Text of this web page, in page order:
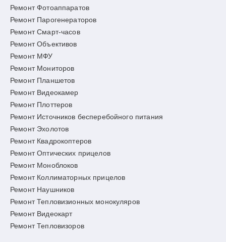
Ремонт Фотоаппаратов
Ремонт Парогенераторов
Ремонт Смарт-часов
Ремонт Объективов
Ремонт МФУ
Ремонт Мониторов
Ремонт Планшетов
Ремонт Видеокамер
Ремонт Плоттеров
Ремонт Источников бесперебойного питания
Ремонт Эхолотов
Ремонт Квадрокоптеров
Ремонт Оптических прицелов
Ремонт Моноблоков
Ремонт Коллиматорных прицелов
Ремонт Наушников
Ремонт Тепловизионных монокуляров
Ремонт Видеокарт
Ремонт Тепловизоров